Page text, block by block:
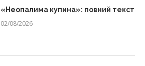
«Неопалима купина»: повний текст
02/08/2026